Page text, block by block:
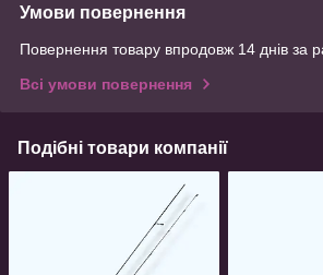
Умови повернення
Повернення товару впродовж 14 днів за
Всі умови повернення
Подібні товари компанії